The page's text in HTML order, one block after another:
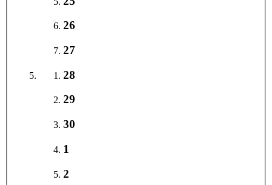
26
27
28
29
30
1
2